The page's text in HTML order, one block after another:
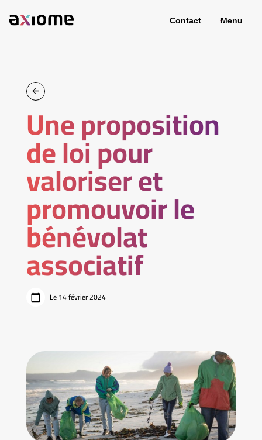
Contact Menu
Une proposition
de loi pour
valoriser et
promouvoir le
bénévolat
associatif
Le 14 février 2024